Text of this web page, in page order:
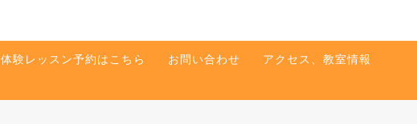
体験レッスン予約はこちら お問い合わせ
アクセス、教室情報